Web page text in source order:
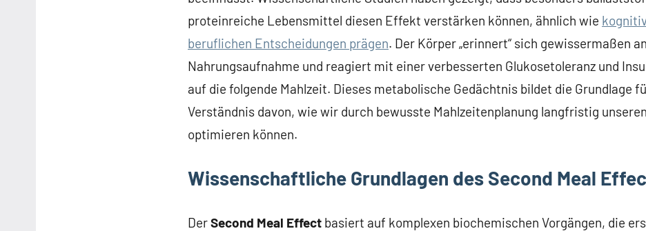
proteinreiche Lebensmittel diesen Effekt verstärken können, ähnlich wie
beruflichen Entscheidungen prägen. Der Körper „erinnert“ sich gewissermaßen
Nahrungsaufnahme und reagiert mit einer verbesserten Glukosetoleranz und
auf die folgende Mahlzeit. Dieses metabolische Gedächtnis bildet die Grundlage
Verständnis davon, wie wir durch bewusste Mahlzeitenplanung langfristig
optimieren können.
Wissenschaftliche Grundlagen des Second Meal
DerSecond Meal Effect basiert auf komplexen biochemischen Vorgängen, die